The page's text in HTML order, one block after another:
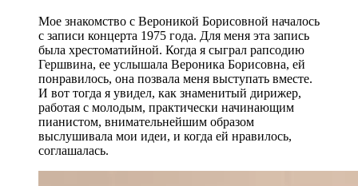
Мое знакомство с Вероникой Борисовной началось
с записи концерта 1975 года. Для меня эта запись
была хрестоматийной. Когда я сыграл рапсодию
Гершвина, ее услышала Вероника Борисовна, ей
понравилось, она позвала меня выступать вместе.
И вот тогда я увидел, как знаменитый дирижер,
работая с молодым, практически начинающим
пианистом, внимательнейшим образом
выслушивала мои идеи, и когда ей нравилось,
соглашалась.